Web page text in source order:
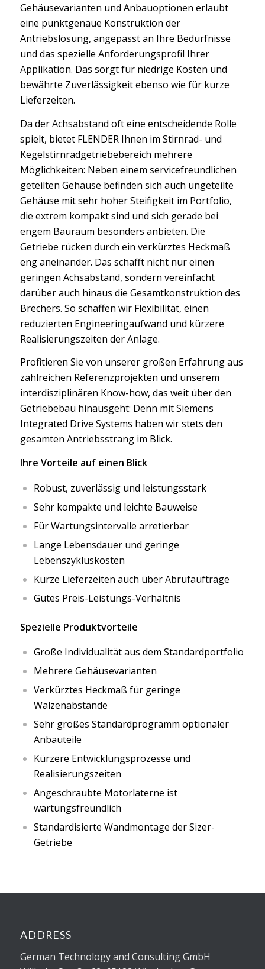
Gehäusevarianten und Anbauoptionen erlaubt
eine punktgenaue Konstruktion der
Antriebslösung, angepasst an Ihre Bedürfnisse
und das spezielle Anforderungsprofil Ihrer
Applikation. Das sorgt für niedrige Kosten und
bewährte Zuverlässigkeit ebenso wie für kurze
Lieferzeiten.
Da der Achsabstand oft eine entscheidende Rolle
spielt, bietet FLENDER Ihnen im Stirnrad- und
Kegelstirnradgetriebebereich mehrere
Möglichkeiten: Neben einem servicefreundlichen
geteilten Gehäuse befinden sich auch ungeteilte
Gehäuse mit sehr hoher Steifigkeit im Portfolio,
die extrem kompakt sind und sich gerade bei
engem Bauraum besonders anbieten. Die
Getriebe rücken durch ein verkürztes Heckmaß
eng aneinander. Das schafft nicht nur einen
geringen Achsabstand, sondern vereinfacht
darüber auch hinaus die Gesamtkonstruktion des
Brechers. So schaffen wir Flexibilität, einen
reduzierten Engineeringaufwand und kürzere
Realisierungszeiten der Anlage.
Profitieren Sie von unserer großen Erfahrung aus
zahlreichen Referenzprojekten und unserem
interdisziplinären Know-how, das weit über den
Getriebebau hinausgeht: Denn mit Siemens
Integrated Drive Systems haben wir stets den
gesamten Antriebsstrang im Blick.
Ihre Vorteile auf einen Blick
Robust, zuverlässig und leistungsstark
Sehr kompakte und leichte Bauweise
Für Wartungsintervalle arretierbar
Lange Lebensdauer und geringe
Lebenszykluskosten
Kurze Lieferzeiten auch über Abrufaufträge
Gutes Preis-Leistungs-Verhältnis
Spezielle Produktvorteile
Große Individualität aus dem Standardportfolio
Mehrere Gehäusevarianten
Verkürztes Heckmaß für geringe
Walzenabstände
Sehr großes Standardprogramm optionaler
Anbauteile
Kürzere Entwicklungsprozesse und
Realisierungszeiten
Angeschraubte Motorlaterne ist
wartungsfreundlich
Standardisierte Wandmontage der Sizer-
Getriebe
ADDRESS
German Technology and Consulting GmbH